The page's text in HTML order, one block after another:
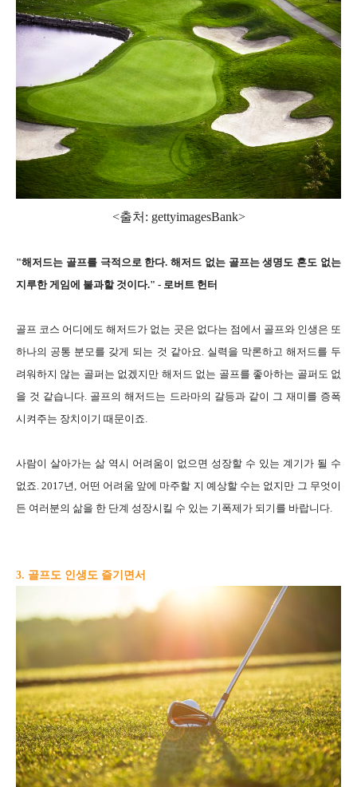
<출처: gettyimagesBank>
"해저드는 골프를 극적으로 한다. 해저드 없는 골프는 생명도 혼도 없는
지루한 게임에 불과할 것이다." - 로버트 헌터
골프 코스 어디에도 해저드가 없는 곳은 없다는 점에서 골프와 인생은 또
하나의 공통 분모를 갖게 되는 것 같아요. 실력을 막론하고 해저드를 두
려워하지 않는 골퍼는 없겠지만 해저드 없는 골프를 좋아하는 골퍼도 없
을 것 같습니다. 골프의 해저드는 드라마의 갈등과 같이 그 재미를 증폭
시켜주는 장치이기 때문이죠.
사람이 살아가는 삶 역시 어려움이 없으면 성장할 수 있는 계기가 될 수
없죠. 2017년, 어떤 어려움 앞에 마주할 지 예상할 수는 없지만 그 무엇이
든 여러분의 삶을 한 단계 성장시킬 수 있는 기폭제가 되기를 바랍니다.
3. 골프도 인생도 즐기면서